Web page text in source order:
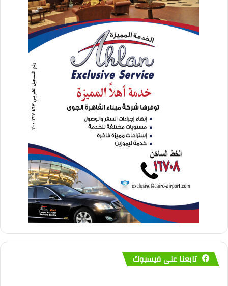
تابعنا على فيسبوك